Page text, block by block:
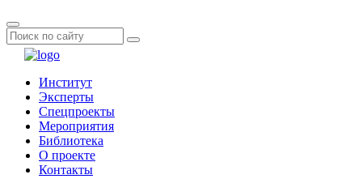
Институт
Эксперты
Спецпроекты
Мероприятия
Библиотека
О проекте
Контакты